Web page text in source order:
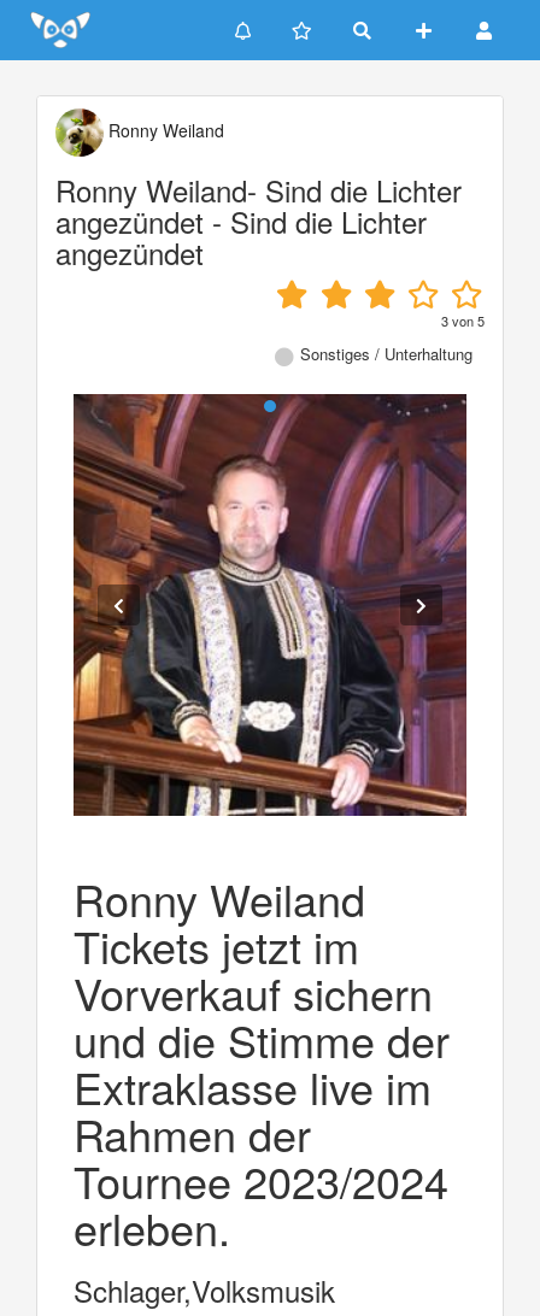
Update cookies preferences
Ronny Weiland
Ronny Weiland- Sind die Lichter
angezündet - Sind die Lichter
angezündet
3von5
Sonstiges / Unterhaltung
Ronny Weiland
Tickets jetzt im
Vorverkauf sichern
und die Stimme der
Extraklasse live im
Rahmen der
Tournee 2023/2024
erleben.
Schlager,Volksmusik